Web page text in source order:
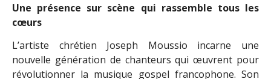
Une présence sur scène qui rassemble tous les
cœurs
L’artiste chrétien Joseph Moussio incarne une
nouvelle génération de chanteurs qui œuvrent pour
révolutionner la musique gospel francophone. Son